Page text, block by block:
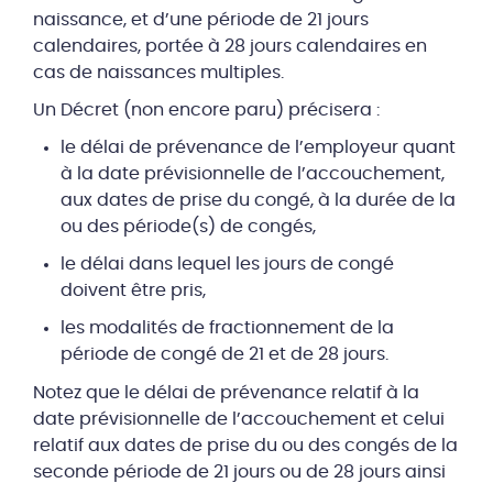
naissance, et d’une période de 21 jours
calendaires, portée à 28 jours calendaires en
cas de naissances multiples.
Un Décret (non encore paru) précisera :
le délai de prévenance de l’employeur quant
à la date prévisionnelle de l’accouchement,
aux dates de prise du congé, à la durée de la
ou des période(s) de congés,
le délai dans lequel les jours de congé
doivent être pris,
les modalités de fractionnement de la
période de congé de 21 et de 28 jours.
Notez que le délai de prévenance relatif à la
date prévisionnelle de l’accouchement et celui
relatif aux dates de prise du ou des congés de la
seconde période de 21 jours ou de 28 jours ainsi